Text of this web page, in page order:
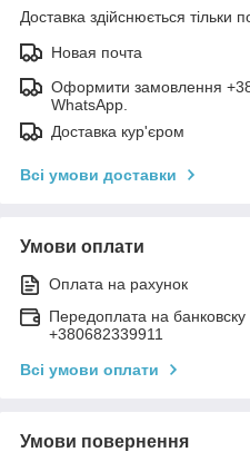
Доставка здійснюється тільки
Новая почта
Оформити замовлення
WhatsApp.
Доставка кур'єром
Всі умови доставки
Умови оплати
Оплата на рахунок
Передоплата на
+380682339911
Всі умови оплати
Умови повернення